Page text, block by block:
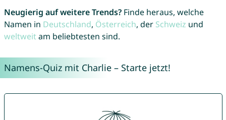
Neugierig auf weitere Trends?Finde heraus, welche
Namen in Deutschland, Österreich, der Schweiz und
weltweitam beliebtesten sind.
Namens-Quiz mit Charlie – Starte jetzt!